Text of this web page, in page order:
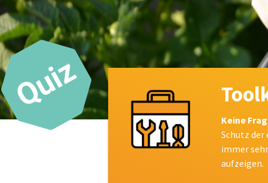
Keine
Schutz der
immer
aufzeigen.